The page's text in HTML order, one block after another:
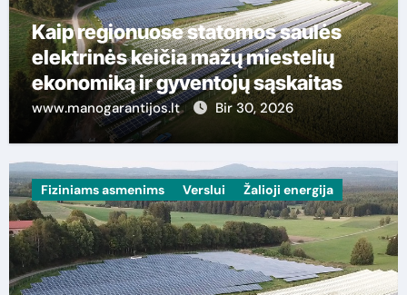
Kaip regionuose statomos saulės
elektrinės keičia mažų miestelių
ekonomiką ir gyventojų sąskaitas
www.manogarantijos.lt Bir 30, 2026
Laisvalaikis Sportas